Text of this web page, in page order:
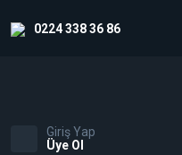
0224 338 36 86
Giriş Yap
Üye Ol